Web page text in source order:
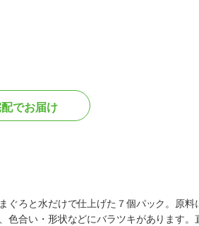
でお届け
ぐろと水だけで仕上げた７個パック。原料
色合い・形状などにバラツキがあります。